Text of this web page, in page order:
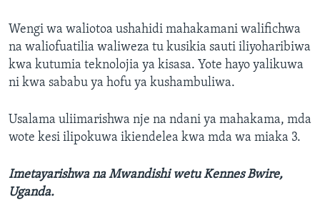
Wengi wa waliotoa ushahidi mahakamani walifichwa
na waliofuatilia waliweza tu kusikia sauti iliyoharibiwa
kwa kutumia teknolojia ya kisasa. Yote hayo yalikuwa
ni kwa sababu ya hofu ya kushambuliwa.
Usalama uliimarishwa nje na ndani ya mahakama, mda
wote kesi ilipokuwa ikiendelea kwa mda wa miaka 3.
Imetayarishwa na Mwandishi wetu Kennes Bwire,
Uganda.